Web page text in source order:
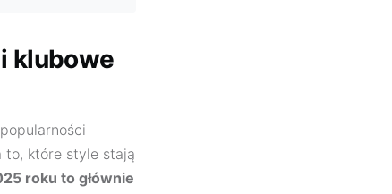
klubowe
to, które style stają
roku to głównie